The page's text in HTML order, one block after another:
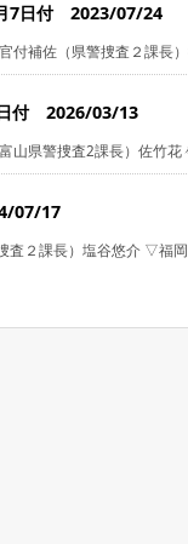
7日付 2023/07/24
付補佐（県警捜査２課長
付 2026/03/13
山県警捜査2課長）佐竹
07/17
査２課長）塩谷悠介 ▽福